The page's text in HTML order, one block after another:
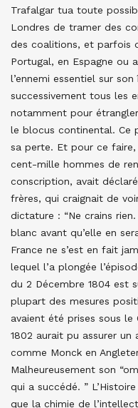
Trafalgar tua toute
Londres de tramer des
des coalitions, et parfois
Portugal, en Espagne ou
l’ennemi essentiel sur
successivement tous les
notamment pour
le blocus continental. Ce
sa perte. Et pour ce
cent-mille hommes de
conscription, avait
frères, qui craignait de
dictature : “Ne crains
blanc avant qu’elle en
France ne s’est en fait
lequel l’a plongée
du 2 Décembre 1804 est
plupart des mesures
avaient été prises sous le
1802 aurait pu assurer
comme Monck en
Malheureusement son
qui a succédé. ”
que la chimie de